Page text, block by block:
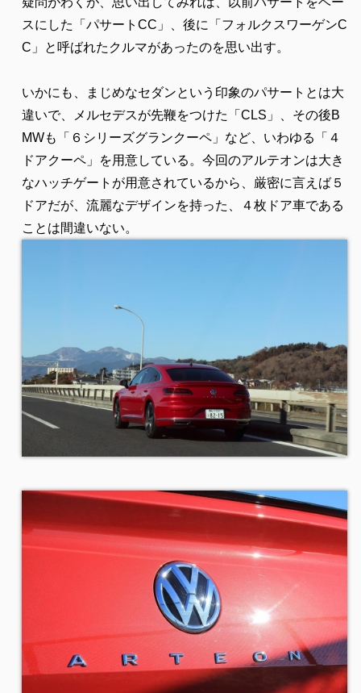
スにした「パサートCC」、後に「フォルクスワーゲンC
C」と呼ばれたクルマがあったのを思い出す。
いかにも、まじめなセダンという印象のパサートとは大
違いで、メルセデスが先鞭をつけた「CLS」、その後B
MWも「６シリーズグランクーペ」など、いわゆる「４
ドアクーペ」を用意している。今回のアルテオンは大き
なハッチゲートが用意されているから、厳密に言えば５
ドアだが、流麗なデザインを持った、４枚ドア車である
ことは間違いない。